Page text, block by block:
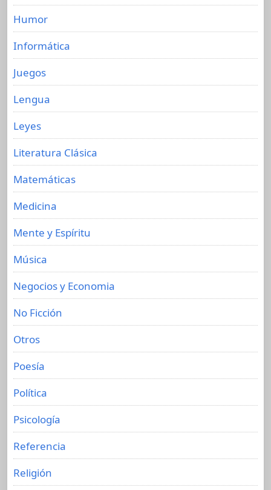
Humor
Informática
Juegos
Lengua
Leyes
Literatura Clásica
Matemáticas
Medicina
Mente y Espíritu
Música
Negocios y Economia
No Ficción
Otros
Poesía
Política
Psicología
Referencia
Religión